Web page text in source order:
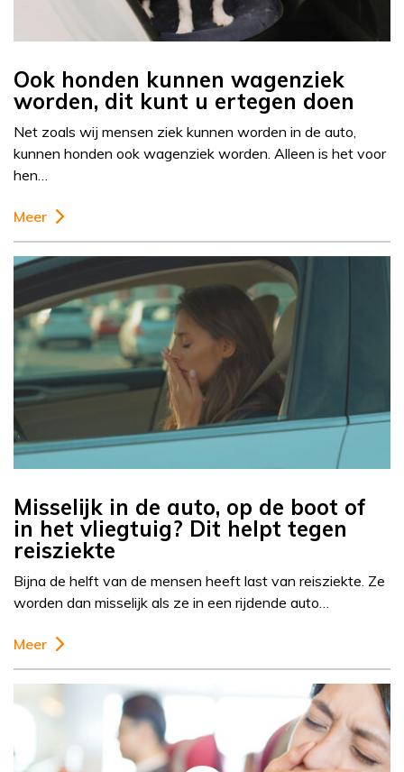
Ook honden kunnen wagenziek
worden, dit kunt u ertegen doen
Net zoals wij mensen ziek kunnen worden in de auto,
kunnen honden ook wagenziek worden. Alleen is het voor
hen…
Meer
Misselijk in de auto, op de boot of
in het vliegtuig? Dit helpt tegen
reisziekte
Bijna de helft van de mensen heeft last van reisziekte. Ze
worden dan misselijk als ze in een rijdende auto…
Meer